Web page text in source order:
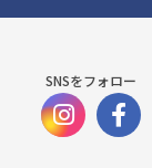
SNSをフォロー